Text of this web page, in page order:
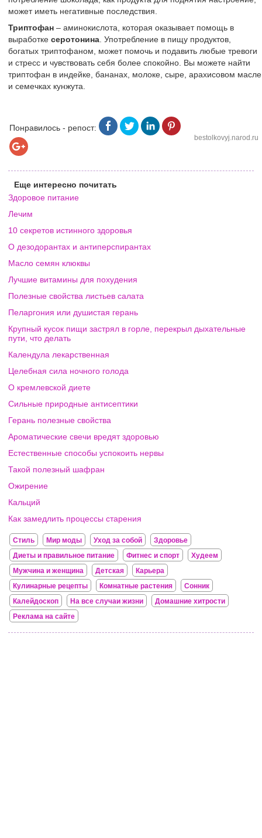
может иметь негативные последствия.
Триптофан – аминокислота, которая оказывает помощь в
выработке серотонина . Употребление в пищу продуктов,
богатых триптофаном, может помочь и подавить любые тревоги
и стресс и чувствовать себя более спокойно. Вы можете найти
триптофан в индейке, бананах, молоке, сыре, арахисовом масле
и семечках кунжута.
Понравилось - репост:
bestolkovyj.narod.ru
Еще интересно почитать
Здоровое питание
Лечим
10 секретов истинного здоровья
О дезодорантах и антиперспирантах
Масло семян клюквы
Лучшие витамины для похудения
Полезные свойства листьев салата
Пеларгония или душистая герань
Крупный кусок пищи застрял в горле, перекрыл дыхательные
пути, что делать
Календула лекарственная
Целебная сила ночного голода
О кремлевской диете
Сильные природные антисептики
Герань полезные свойства
Ароматические свечи вредят здоровью
Естественные способы успокоить нервы
Такой полезный шафран
Ожирение
Кальций
Как замедлить процессы старения
Стиль Мир моды Уход за собой
Здоровье
Диеты и правильное питание
Фитнес и спорт
Худеем
Мужчина и женщина
Детская
Карьера
Кулинарные рецепты
Комнатные растения
Сонник
Калейдоскоп
На все случаи жизни
Домашние хитрости
Реклама на сайте